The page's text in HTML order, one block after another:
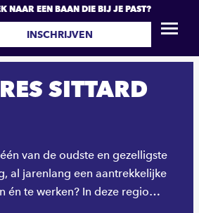
NAAR EEN BAAN DIE BIJ JE PAST?
INSCHRIJVEN
SITTARD
van de oudste en gezelligste
al jarenlang een aantrekkelijke
én te werken? In deze regio